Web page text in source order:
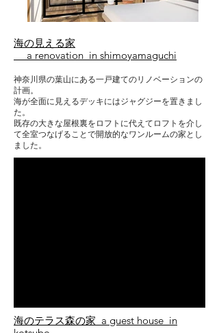
海の見える家
a renovation in shimoyamaguchi
神奈川県の葉山にある一戸建てのリノベーションの
計画。
海が全面に見えるデッキにはジャグジーを置きまし
た。
既存の大きな屋根裏をロフトに代えてロフトを介し
て全室つなげることで開放的なワンルームの家とし
ました。
海のテラス森の家 a guest house in